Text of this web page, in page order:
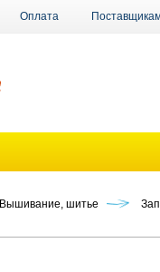
Оплата
Вышивание, шитье